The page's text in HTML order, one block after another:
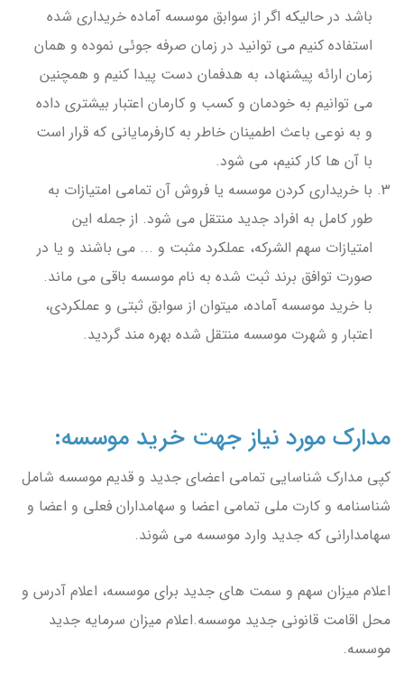
باشد در حالیکه اگر از سوابق موسسه آماده خریداری شده
استفاده کنیم می توانید در زمان صرفه جوئی نموده و همان
زمان ارائه پیشنهاد، به هدفمان دست پیدا کنیم و همچنین
می توانیم به خودمان و کسب و کارمان اعتبار بیشتری داده
و به نوعی باعث اطمینان خاطر به کارفرمایانی که قرار است
با آن ها کار کنیم، می شود.
با خریداری کردن موسسه یا فروش آن تمامی امتیازات به
طور کامل به افراد جدید منتقل می شود. از جمله این
امتیازات سهم الشرکه، عملکرد مثبت و ... می باشند و یا در
صورت توافق برند ثبت شده به نام موسسه باقی می ماند.
با خرید موسسه آماده، میتوان از سوابق ثبتی و عملکردی،
اعتبار و شهرت موسسه منتقل شده بهره مند گردید.
مدارک مورد نیاز جهت خرید موسسه:
کپی مدارک شناسایی تمامی اعضای جدید و قدیم موسسه شامل
شناسنامه و کارت ملی تمامی اعضا و سهامداران فعلی و اعضا و
سهامدارانی که جدید وارد موسسه می شوند.
اعلام میزان سهم و سمت های جدید برای موسسه، اعلام آدرس و
محل اقامت قانونی جدید موسسه.اعلام میزان سرمایه جدید
موسسه.